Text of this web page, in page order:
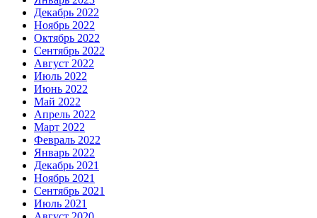
Декабрь 2022
Ноябрь 2022
Октябрь 2022
Сентябрь 2022
Август 2022
Июль 2022
Июнь 2022
Май 2022
Апрель 2022
Март 2022
Февраль 2022
Январь 2022
Декабрь 2021
Ноябрь 2021
Сентябрь 2021
Июль 2021